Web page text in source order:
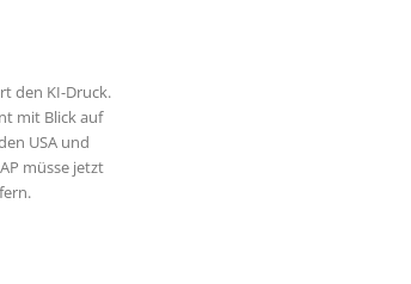
den KI-Druck.
mit Blick auf
USA und
müsse jetzt